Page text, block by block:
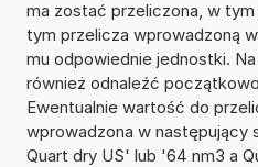
ma zostać przeliczona, w
tym przelicza wprowadzoną
mu odpowiednie jednostki.
również odnaleźć
Ewentualnie wartość do
wprowadzona w następujący
Quart dry US' lub '64 nm3 a